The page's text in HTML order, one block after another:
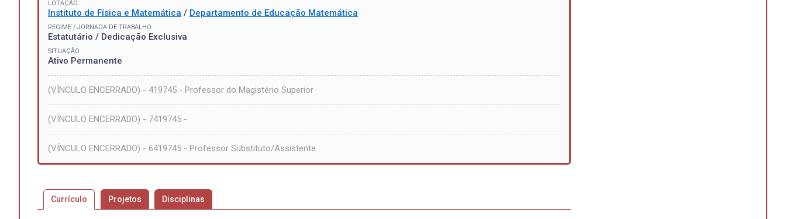
LOTAÇÃO
Instituto de Física e Matemática / Departamento de Educação Matemática
REGIME / JORNADA DE TRABALHO
Estatutário / Dedicação Exclusiva
SITUAÇÃO
Ativo Permanente
(VÍNCULO ENCERRADO) - 419745 - Professor do Magistério Superior
(VÍNCULO ENCERRADO) - 7419745 -
(VÍNCULO ENCERRADO) - 6419745 - Professor Substituto/Assistente
Currículo Projetos Disciplinas